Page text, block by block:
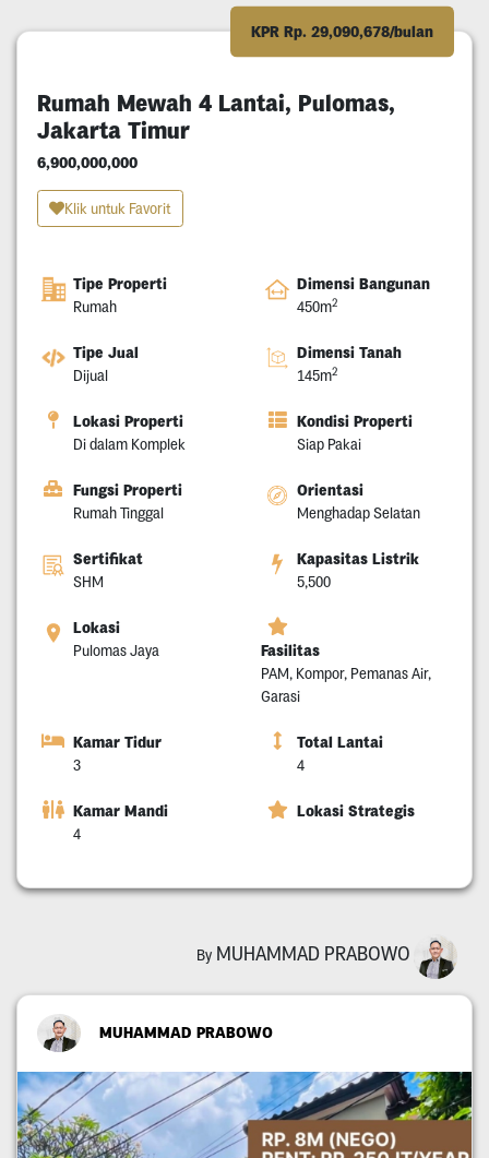
KPR Rp. 29,090,678/bulan
Rumah Mewah 4 Lantai, Pulomas,
Jakarta Timur
6,900,000,000
Klik untuk Favorit
Tipe Properti
Rumah
Dimensi Bangunan
450m2
Tipe Jual
Dijual
Dimensi Tanah
145m2
Lokasi Properti
Di dalam Komplek
Kondisi Properti
Siap Pakai
Fungsi Properti
Rumah Tinggal
Orientasi
Menghadap Selatan
Sertifikat
SHM
Kapasitas Listrik
5,500
Lokasi
Pulomas Jaya Fasilitas
PAM, Kompor, Pemanas Air,
Garasi
Kamar Tidur
3
Total Lantai
4
Kamar Mandi
4
Lokasi Strategis
By MUHAMMAD PRABOWO
MUHAMMAD PRABOWO